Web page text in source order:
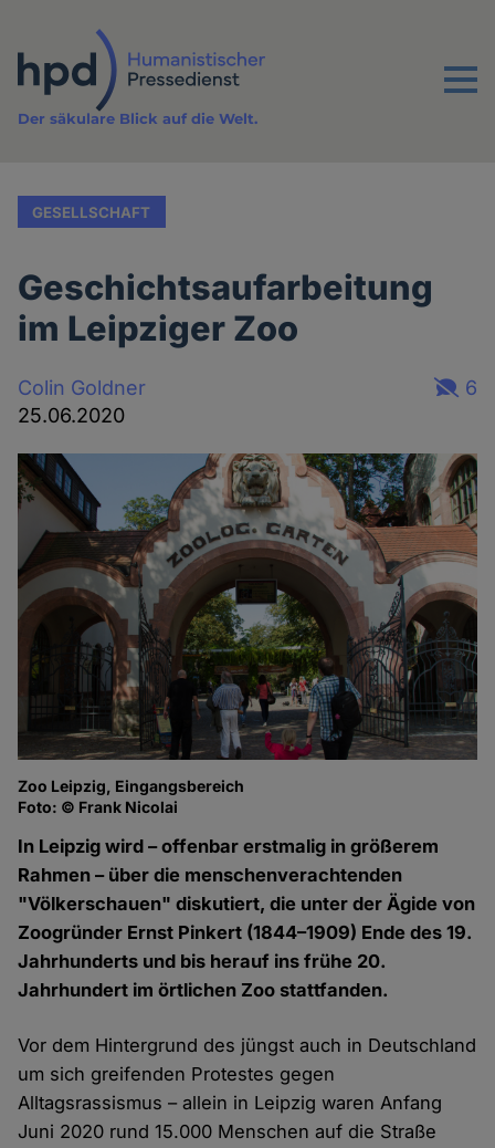
Inhalt
Menu
Der säkulare Blick auf die Welt.
GESELLSCHAFT
Geschichtsaufarbeitung
im Leipziger Zoo
Colin Goldner
25.06.2020
6
Zoo Leipzig, Eingangsbereich
Foto: © Frank Nicolai
In Leipzig wird – offenbar erstmalig in größerem
Rahmen – über die menschenverachtenden
"Völkerschauen" diskutiert, die unter der Ägide von
Zoogründer Ernst Pinkert (1844–1909) Ende des 19.
Jahrhunderts und bis herauf ins frühe 20.
Jahrhundert im örtlichen Zoo stattfanden.
Vor dem Hintergrund des jüngst auch in Deutschland
um sich greifenden Protestes gegen
Alltagsrassismus – allein in Leipzig waren Anfang
Juni 2020 rund 15.000 Menschen auf die Straße